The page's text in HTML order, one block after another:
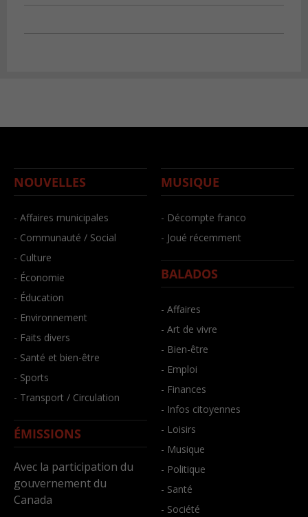
NOUVELLES
- Affaires municipales
- Communauté / Social
- Culture
- Économie
- Éducation
- Environnement
- Faits divers
- Santé et bien-être
- Sports
- Transport / Circulation
ÉMISSIONS
Avec la participation du
gouvernement du
Canada
MUSIQUE
- Décompte franco
- Joué récemment
BALADOS
- Affaires
- Art de vivre
- Bien-être
- Emploi
- Finances
- Infos citoyennes
- Loisirs
- Musique
- Politique
- Santé
- Société